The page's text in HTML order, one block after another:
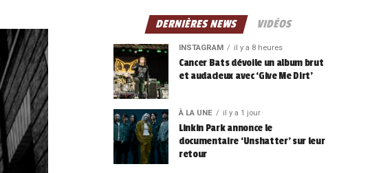
DERNIÈRES NEWS VIDÉOS
INSTAGRAM il y a 8 heures
Cancer Bats dévoile un album brut
et audacieux avec ‘Give Me Dirt’
À LA UNE il y a 1 jour
Linkin Park annonce le
documentaire ‘Unshatter’ sur leur
retour